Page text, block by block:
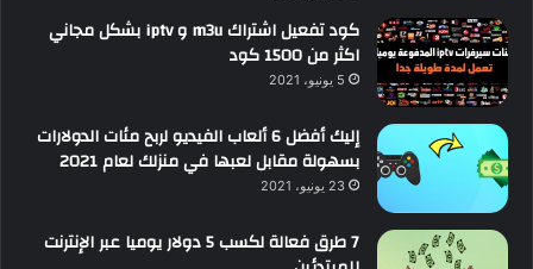
كود تفعيل اشتراك m3u و iptv بشكل مجاني
اكثر من 1500 كود
5 يونيو، 2021
إليك أفضل 6 ألعاب الفيديو لربح مئات الدولارات
بسهولة مقابل لعبها في منزلك لعام 2021
23 يونيو، 2021
7 طرق فعالة لكسب 5 دولار يوميا عبر الإنترنت